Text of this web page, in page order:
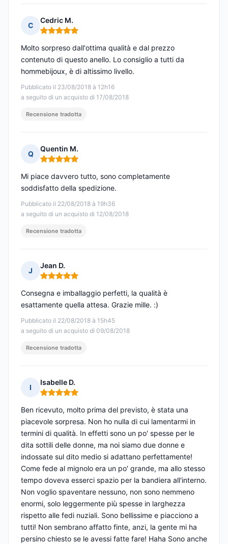
C
Cedric M.
Nota: 5 su 5
Pubblicato il 23/08/2018 à 12h16
a seguito di un acquisto di 17/08/2018
Molto sorpreso dall'ottima qualità e dal prezzo
contenuto di questo anello. Lo consiglio a tutti da
hommebijoux, è di altissimo livello.
Recensione tradotta
Q
Quentin M.
Nota: 5 su 5
Pubblicato il 22/08/2018 à 19h36
a seguito di un acquisto di 12/08/2018
Mi piace davvero tutto, sono completamente
soddisfatto della spedizione.
Recensione tradotta
J
Jean D.
Nota: 5 su 5
Pubblicato il 22/08/2018 à 15h45
a seguito di un acquisto di 09/08/2018
Consegna e imballaggio perfetti, la qualità è
esattamente quella attesa. Grazie mille. :)
Recensione tradotta
I
Isabelle D.
Nota: 5 su 5
Ben ricevuto, molto prima del previsto, è stata una
piacevole sorpresa. Non ho nulla di cui lamentarmi in
termini di qualità. In effetti sono un po' spesse per le
dita sottili delle donne, ma noi siamo due donne e
indossate sul dito medio si adattano perfettamente!
Come fede al mignolo era un po' grande, ma allo stesso
tempo doveva esserci spazio per la bandiera all'interno.
Non voglio spaventare nessuno, non sono nemmeno
enormi, solo leggermente più spesse in larghezza
rispetto alle fedi nuziali. Sono bellissime e piacciono a
tutti! Non sembrano affatto finte, anzi, la gente mi ha
persino chiesto se le avessi fatte fare! Haha Sono anche